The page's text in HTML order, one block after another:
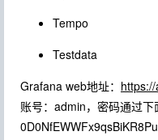
Tempo
Testdata
Grafana web地址：
账号： admin，密码通过